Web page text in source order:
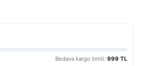
Bedava kargo limiti: 999 TL